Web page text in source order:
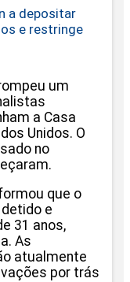
a depositar
e restringe
um
a Casa
Unidos. O
no
que o
e
31 anos,
As
atualmente
por trás